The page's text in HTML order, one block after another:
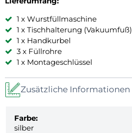
1 x Wurstfüllmaschine
1 x Tischhalterung (Vakuumfuß)
1 x Handkurbel
3 x Füllrohre
1 x Montageschlüssel
Zusätzliche Informationen
Farbe:
silber